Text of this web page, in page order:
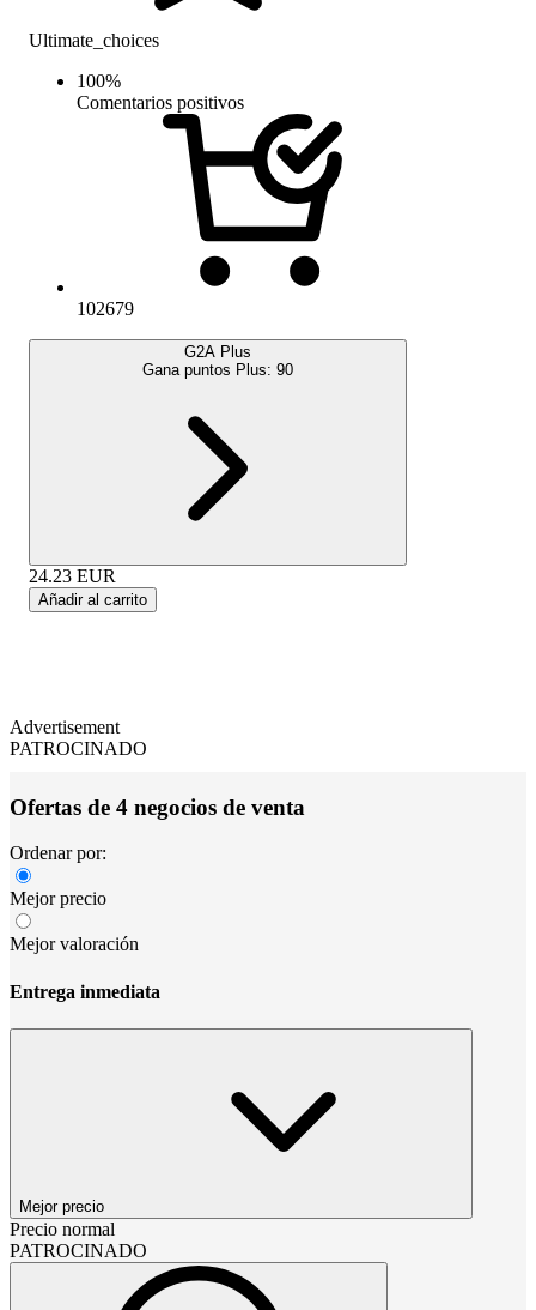
Ultimate_choices
100%
Comentarios positivos
102679
G2A Plus
Gana puntos Plus: 90
24.23 EUR
Añadir al carrito
Advertisement
PATROCINADO
Ofertas de 4 negocios de venta
Ordenar por:
Mejor precio
Mejor valoración
Entrega inmediata
Mejor precio
Precio normal
PATROCINADO